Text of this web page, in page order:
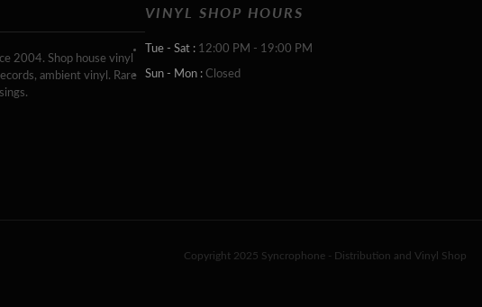
2004. Shop house vinyl
ambient vinyl. Rare
VINYL SHOP HOURS
Tue - Sat : 12:00 PM - 19:00 PM
Sun - Mon : Closed
Copyright 2025 Syncrophone - Distribution and Vinyl Shop